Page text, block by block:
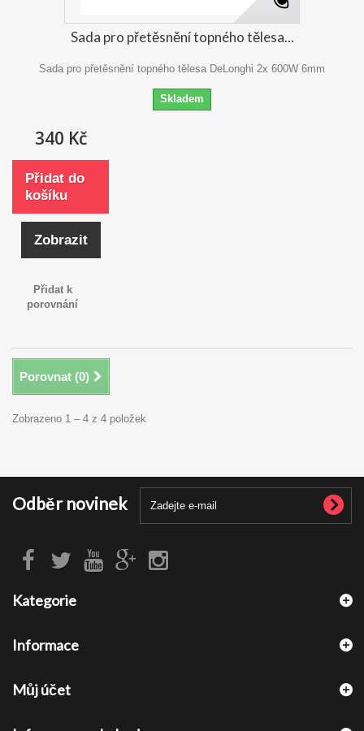
Sada pro přetěsnění topného tělesa...
Sada pro přetěsnění topného tělesa DeLonghi 2x 600W 6mm
Skladem
340 Kč
Přidat do
košíku
Zobrazit
Přidat k
porovnání
Porovnat (0)
Zobrazeno 1 – 4 z 4 položek
Odběr novinek
Kategorie
Informace
Můj účet